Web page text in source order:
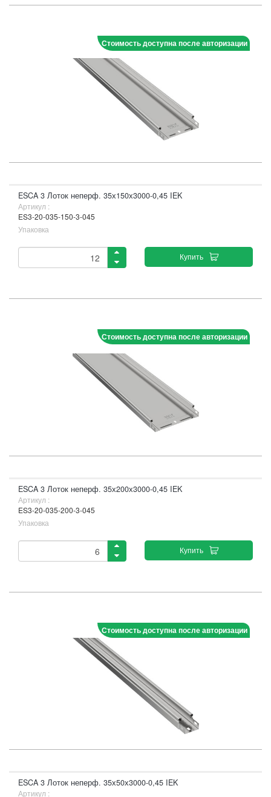
Стоимость доступна после авторизации
ESCA 3 Лоток неперф. 35х150х3000-0,45 IEK
Артикул :
ES3-20-035-150-3-045
Упаковка
Купить
Стоимость доступна после авторизации
ESCA 3 Лоток неперф. 35х200х3000-0,45 IEK
Артикул :
ES3-20-035-200-3-045
Упаковка
Купить
Стоимость доступна после авторизации
ESCA 3 Лоток неперф. 35х50х3000-0,45 IEK
Артикул :